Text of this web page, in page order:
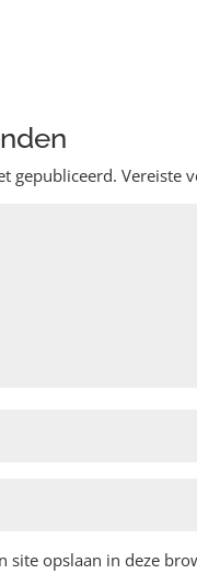
gepubliceerd. Vereiste
site opslaan in deze